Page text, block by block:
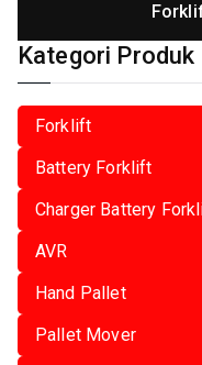
Kategori Produk
Forklift
Battery Forklift
Charger Battery
AVR
Hand Pallet
Pallet Mover